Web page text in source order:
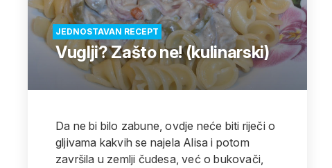
JEDNOSTAVAN RECEPT
Vuglji? Zašto ne! (kulinarski)
Da ne bi bilo zabune, ovdje neće biti riječi o
gljivama kakvih se najela Alisa i potom
završila u zemlji čudesa, već o bukovači,